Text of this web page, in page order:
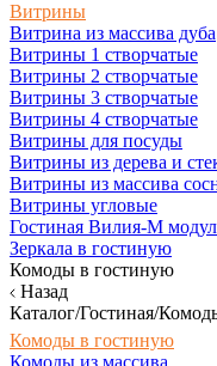
Витрины
Витрина из массива дуба
Витрины 1 створчатые
Витрины 2 створчатые
Витрины 3 створчатые
Витрины 4 створчатые
Витрины для посуды
Витрины из дерева и
Витрины из массива
Витрины угловые
Гостиная Вилия-М
Зеркала в гостиную
Комоды в гостиную
Назад
Каталог/Гостиная/
Комоды в гостиную
Комоды из массива